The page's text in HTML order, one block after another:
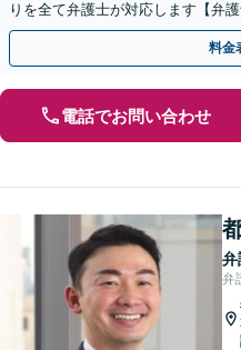
りを全て弁護士が対応します【弁護
料金
電話でお問い合わせ
弁
弁